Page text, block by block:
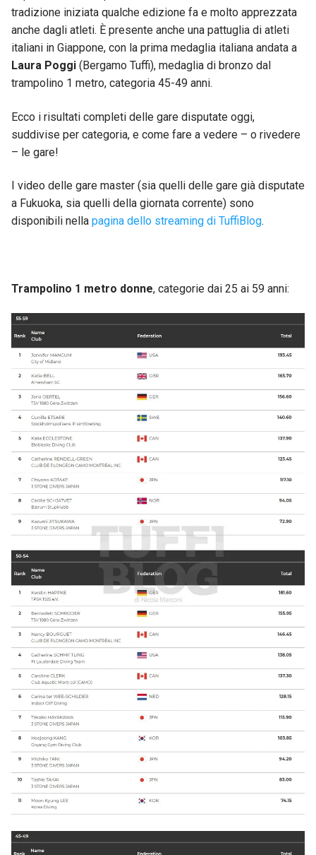
tradizione iniziata qualche edizione fa e molto apprezzata
anche dagli atleti. È presente anche una pattuglia di atleti
italiani in Giappone, con la prima medaglia italiana andata a
Laura Poggi (Bergamo Tuffi), medaglia di bronzo dal
trampolino 1 metro, categoria 45-49 anni.
Ecco i risultati completi delle gare disputate oggi,
suddivise per categoria, e come fare a vedere – o rivedere
– le gare!
I video delle gare master (sia quelli delle gare già disputate
a Fukuoka, sia quelli della giornata corrente) sono
disponibili nella pagina dello streaming di TuffiBlog.
Trampolino 1 metro donne, categorie dai 25 ai 59 anni: